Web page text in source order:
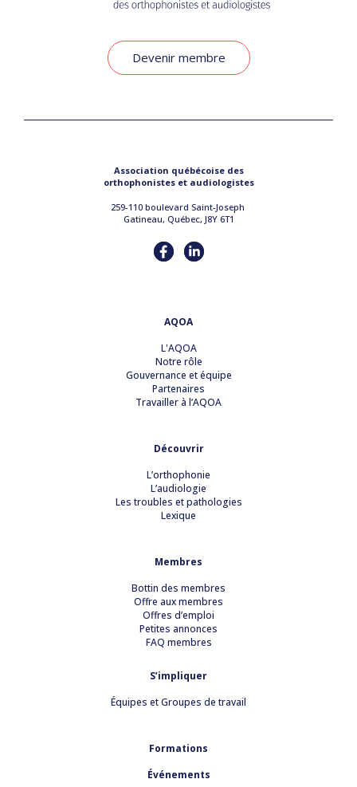
Devenir membre
Association québécoise des
orthophonistes et audiologistes
259-110 boulevard Saint-Joseph
Gatineau, Québec, J8Y 6T1
AQOA
L'AQOA
Notre rôle
Gouvernance et équipe
Partenaires
Travailler à l’AQOA
Découvrir
L’orthophonie
L’audiologie
Les troubles et pathologies
Lexique
Membres
Bottin des membres
Offre aux membres
Offres d’emploi
Petites annonces
FAQ membres
S’impliquer
Équipes et Groupes de travail
Formations
Événements